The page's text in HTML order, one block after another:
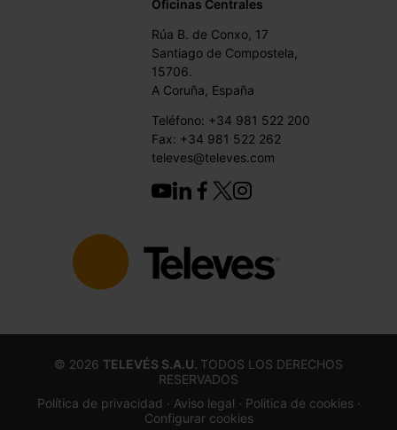
Oficinas Centrales
Rúa B. de Conxo, 17
Santiago de Compostela,
15706.
A Coruña, España
Teléfono: +34 981 522 200
Fax: +34 981 522 262
televes@televes.com
© 2026 TELEVÉS S.A.U. TODOS LOS DERECHOS
RESERVADOS
Política de privacidad · Aviso legal · Politica de cookies ·
Configurar cookies